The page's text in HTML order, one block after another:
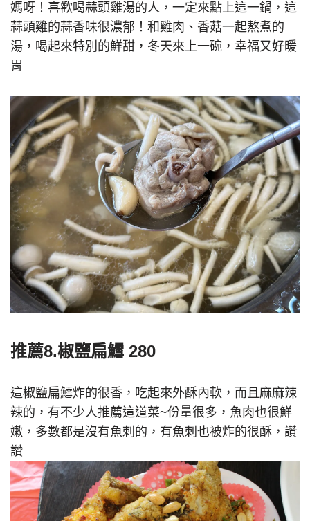
媽呀！喜歡喝蒜頭雞湯的人，一定來點上這一鍋，這
蒜頭雞的蒜香味很濃郁！和雞肉、香菇一起熬煮的
湯，喝起來特別的鮮甜，冬天來上一碗，幸福又好暖
胃
推薦8.椒鹽扁鱈 280
這椒鹽扁鱈炸的很香，吃起來外酥內軟，而且麻麻辣
辣的，有不少人推薦這道菜~份量很多，魚肉也很鮮
嫩，多數都是沒有魚刺的，有魚刺也被炸的很酥，讚
讚